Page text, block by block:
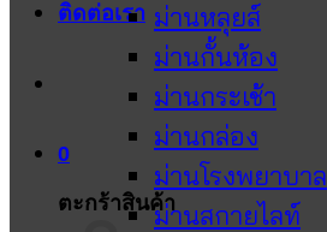
ติดต่อเรา
0
ตะกร้าสินค้า
ม่านหลุยส์
ม่านกั้นห้อง
ม่านกระเช้า
ม่านกล่อง
ม่านโรงพยาบาล
ม่านสกายไลท์